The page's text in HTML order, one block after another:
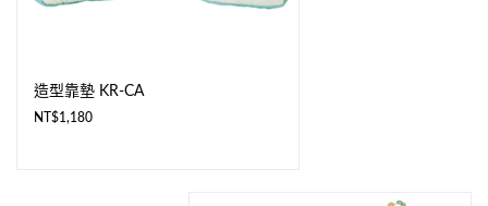
造型靠墊 KR-CA
NT$1,180